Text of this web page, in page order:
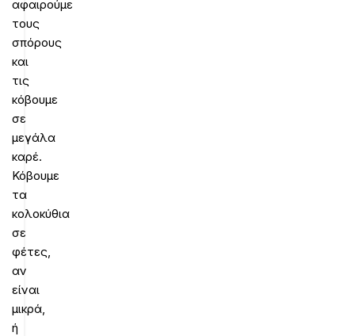
αφαιρούμε
τους
σπόρους
και
τις
κόβουμε
σε
μεγάλα
καρέ.
Κόβουμε
τα
κολοκύθια
σε
φέτες,
αν
είναι
μικρά,
ή